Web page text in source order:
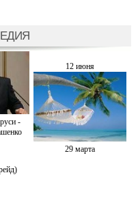
-
12 июня
29 марта